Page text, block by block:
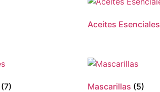
Aceites Esenciales
(7) Mascarillas (5)